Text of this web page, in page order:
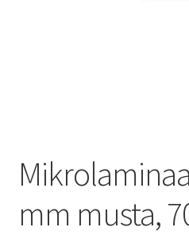
mm musta,